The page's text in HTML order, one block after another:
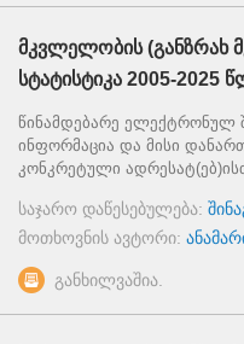
მკვლელობის (განზრახ
სტატისტიკა 2005-2025
წინამდებარე ელექტრონულ
ინფორმაცია და მისი
კონკრეტული
საჯარო დაწესებულება:
მოთხოვნის ავტორი:
განხილვაშია.